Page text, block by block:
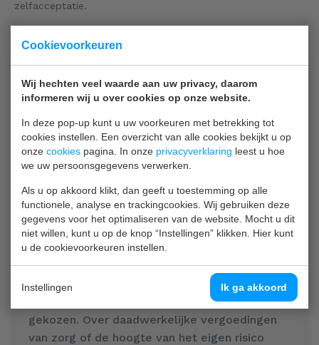
Cookievoorkeuren
Wij hechten veel waarde aan uw privacy, daarom
informeren wij u over cookies op onze website.
In deze pop-up kunt u uw voorkeuren met betrekking tot
cookies instellen. Een overzicht van alle cookies bekijkt u op
onze cookies pagina. In onze privacyverklaring leest u hoe
we uw persoonsgegevens verwerken.
Als u op akkoord klikt, dan geeft u toestemming op alle
functionele, analyse en trackingcookies. Wij gebruiken deze
gegevens voor het optimaliseren van de website. Mocht u dit
niet willen, kunt u op de knop “Instellingen” klikken. Hier kunt
u de cookievoorkeuren instellen.
Instellingen Ik ga akkoord
zelfacceptatie.
Wat kost mijn behandeling bij de
Waag?
Wanneer je in een gedwongen kader wordt
behandeld (de behandeling is opgelegd door
de rechter of de reclassering), dan wordt jouw
een vrijwillig kader behandeld, dan vergoedt
jouw zorgverzekeraar in principe de kosten
voor een behandeling bij de Waag. Er moet
wel een geldige verwijsbrief zijn. Maar let op:
voor de basisverzekering geldt een eigen
risico. Voor 2024 is dat vastgesteld op 385
euro, tenzij je zelf een hoger eigen risico hebt
gekozen. Over daadwerkelijke vergoedingen
van zorg of de hoogte van het eigen risico